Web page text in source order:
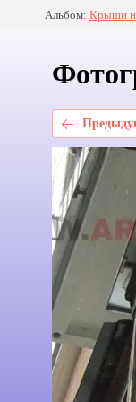
Альбом: Крыши